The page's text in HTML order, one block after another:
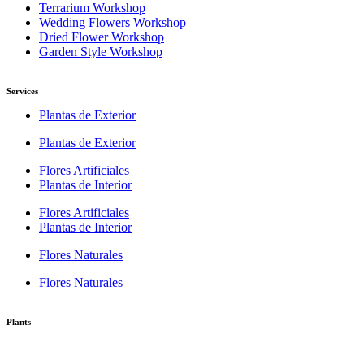
Terrarium Workshop
Wedding Flowers Workshop
Dried Flower Workshop
Garden Style Workshop
Services
Plantas de Exterior
Plantas de Exterior
Flores Artificiales
Plantas de Interior
Flores Artificiales
Plantas de Interior
Flores Naturales
Flores Naturales
Plants